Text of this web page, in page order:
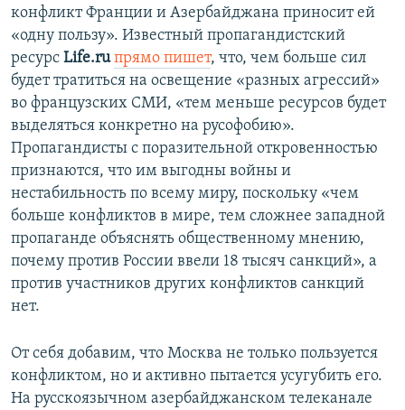
конфликт Франции и Азербайджана приносит ей
«одну пользу». Известный пропагандистский
ресурс Life.ruпрямо пишет, что, чем больше сил
будет тратиться на освещение «разных агрессий»
во французских СМИ, «тем меньше ресурсов будет
выделяться конкретно на русофобию».
Пропагандисты с поразительной откровенностью
признаются, что им выгодны войны и
нестабильность по всему миру, поскольку «чем
больше конфликтов в мире, тем сложнее западной
пропаганде объяснять общественному мнению,
почему против России ввели 18 тысяч санкций», а
против участников других конфликтов санкций
нет.
От себя добавим, что Москва не только пользуется
конфликтом, но и активно пытается усугубить его.
На русскоязычном азербайджанском телеканале